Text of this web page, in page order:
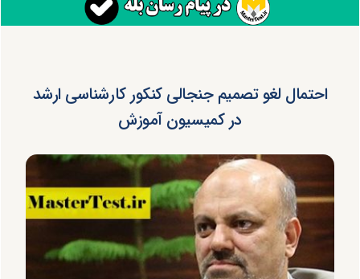
احتمال لغو تصمیم جنجالی کنکور کارشناسی ارشد
در کمیسیون آموزش